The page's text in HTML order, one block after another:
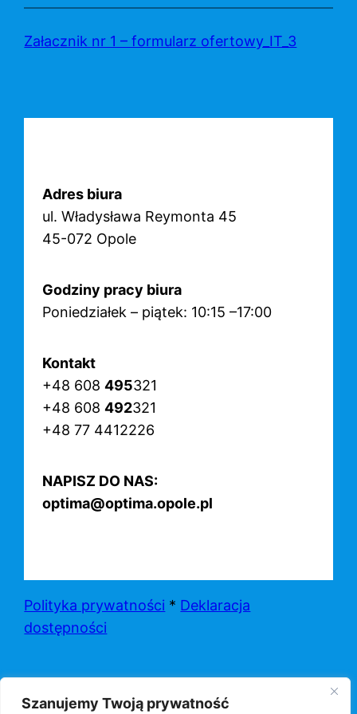
Szanujemy Twoją prywatność
Załacznik nr 1 – formularz ofertowy_IT_3
Adres biura
ul. Władysława Reymonta 45
45-072 Opole
Godziny pracy biura
Poniedziałek – piątek: 10:15 –17:00
Kontakt
+48 608 495321
+48 608 492321
+48 77 4412226
NAPISZ DO NAS:
optima@optima.opole.pl
Polityka prywatności * Deklaracja
dostępności